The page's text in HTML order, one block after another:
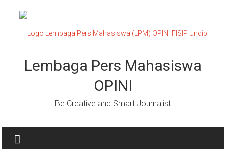
Lembaga Pers Mahasiswa
OPINI
Be Creative and Smart Journalist